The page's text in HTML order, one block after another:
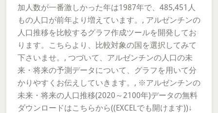
加人数が一番激しかった年は1987年で、485,451人
もの人口が前年より増えています。, アルゼンチンの
人口推移を比較するグラフ作成ツールを開発してお
ります。こちらより、比較対象の国を選択してみて
下さいませ。, つづいて、アルゼンチンの人口の未
来・将来の予測データについて、グラフを用いて分
かりやすくお伝えしていきます。, ※アルゼンチンの
未来・将来の人口推移(2020～2100年)データの無料
ダウンロードはこちらから((EXCELでも開けます))↓